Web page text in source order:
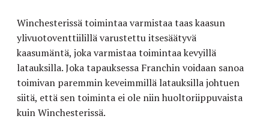
Winchesterissä toimintaa varmistaa taas kaasun
ylivuotoventtiilillä varustettu itsesäätyvä
kaasumäntä, joka varmistaa toimintaa kevyillä
latauksilla. Joka tapauksessa Franchin voidaan sanoa
toimivan paremmin keveimmillä latauksilla johtuen
siitä, että sen toiminta ei ole niin huoltoriippuvaista
kuin Winchesterissä.